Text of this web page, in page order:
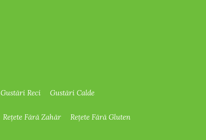
Gustări Reci Gustări Calde
Rețete Fără Zahăr Rețete Fără Gluten